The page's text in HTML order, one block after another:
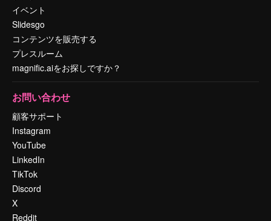
イベント
Slidesgo
コンテンツを販売する
プレスルーム
magnific.aiをお探しですか？
お問い合わせ
顧客サポート
Instagram
YouTube
LinkedIn
TikTok
Discord
X
Reddit